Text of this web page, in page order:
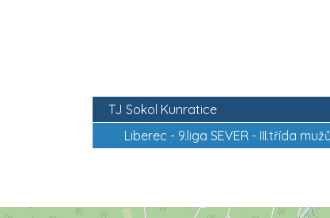
TJ Sokol Kunratice
Liberec - 9.liga SEVER - III.třída mužů